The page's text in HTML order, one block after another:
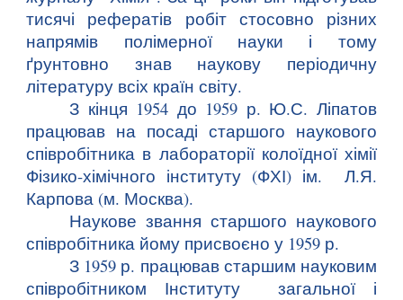
тисячі рефератів робіт стосовно різних
напрямів полімерної науки і тому
ґрунтовно знав наукову періодичну
літературу всіх країн світу.
З кінця 1954 до 1959 р. Ю.С. Ліпатов
працював на посаді старшого наукового
співробітника в лабораторії колоїдної хімії
Фізико-хімічного інституту (ФХІ) ім. Л.Я.
Карпова (м. Москва).
Наукове звання старшого наукового
співробітника йому присвоєно у 1959 р.
З 1959 р. працював старшим науковим
співробітником Інституту загальної і